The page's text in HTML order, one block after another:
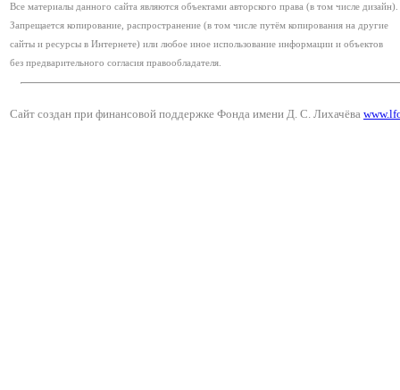
Все материалы данного сайта являются объектами авторского права (в том числе дизайн).
Запрещается копирование, распространение (в том числе путём копирования на другие
сайты и ресурсы в Интернете) или любое иное использование информации и объектов
без предварительного согласия правообладателя.
Сайт создан при финансовой поддержке Фонда имени Д. С. Лихачёва